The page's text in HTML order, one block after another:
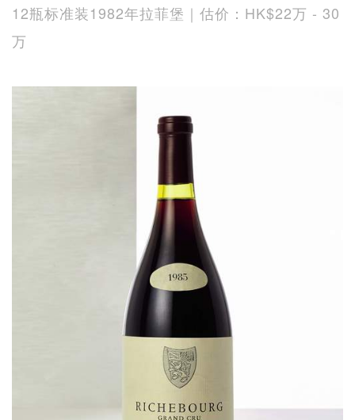
12瓶标准装1982年拉菲堡｜估价：HK$22万 - 30
万